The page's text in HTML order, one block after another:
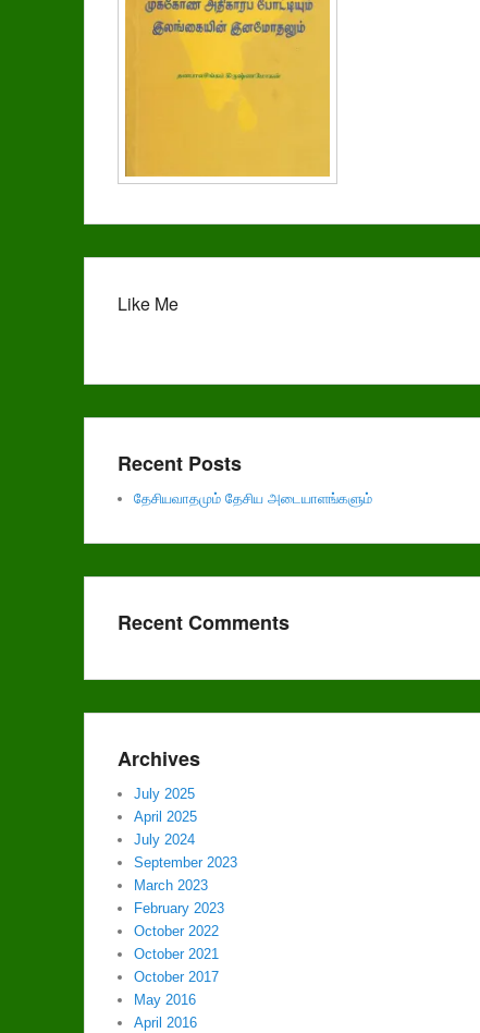
Like Me
Recent Posts
தேசியவாதமும் தேசிய அடையாளங்களும்
Recent Comments
Archives
July 2025
April 2025
July 2024
September 2023
March 2023
February 2023
October 2022
October 2021
October 2017
May 2016
April 2016